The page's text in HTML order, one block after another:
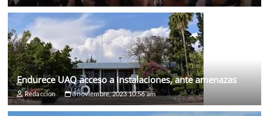
Endurece UAQ acceso a instalaciones, ante amenazas
Redaccion 3 noviembre, 2023 10:56 am